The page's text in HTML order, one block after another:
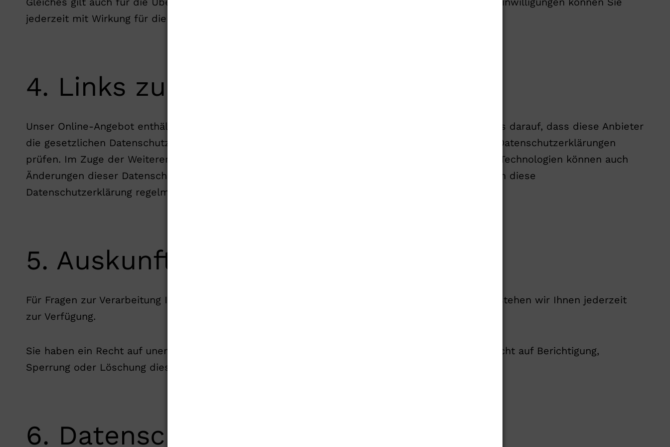
jederzeit mit Wirkung für die Zukunft widerrufen.
4. Links zu Seiten Dritter
Unser Online-Angebot enthält Links zu Internetseiten anderer Anbieter. Wir haben keinen Einfluss darauf, dass diese Anbieter
die gesetzlichen Datenschutzbestimmungen einhalten. Sie sollten daher stets die angebotenen Datenschutzerklärungen
prüfen. Im Zuge der Weiterentwicklung unserer Internet-Seiten und der Implementierung neuer Technologien können auch
Änderungen dieser Datenschutzerklärungen erforderlich werden. Daher empfehlen wir Ihnen, sich diese
Datenschutzerklärung regelmäßig erneut durchzulesen.
5. Auskunftsrecht
Für Fragen zur Verarbeitung Ihrer persönlichen Daten, Auskünfte, Anregungen und Beschwerden stehen wir Ihnen jederzeit
zur Verfügung.
Sie haben ein Recht auf unentgeltliche Auskunft über Ihre gespeicherten Daten sowie ggf. ein Recht auf Berichtigung,
Sperrung oder Löschung dieser Daten.
6. Datenschutz­beauftragte